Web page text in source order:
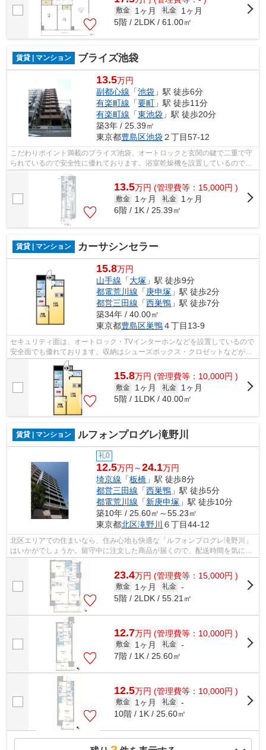
敷金 1ヶ月 礼金
1ヶ月
5階 / 2LDK / 61.00㎡
賃貸 | マンション ブライズ池袋
13.5万円
副都心線 「池袋 」駅 徒歩6分
有楽町線 「要町 」駅 徒歩11分
有楽町線 「東池袋 」駅 徒歩20分
築3年 / 25.39㎡
東京都豊島区池袋２丁目57-12
こだわりポイント満載のブライズ池袋。オートロックと玄関の鍵で二重で守
られているので安全性に優れております。浴室乾燥機を設置しているので、
すぐに湿気を除去できてカビや雑菌な...
13.5万円 (管理費等：15,000円 )
敷金 1ヶ月 礼金
1ヶ月
6階 / 1K / 25.39㎡
賃貸 | マンション カーサシンセラー
15.8万円
山手線 「大塚 」駅 徒歩9分
都電荒川線 「庚申塚 」駅 徒歩2分
都営三田線 「西巣鴨 」駅 徒歩7分
築34年 / 40.00㎡
東京都豊島区巣鴨４丁目13-9
セキュリティ面は、オートロック・TVインターホンなどを設置しているので
安全面でも優れております。収納はシューズボックス・クロゼットなどが備
え付けられているので、衣類や日用品...
15.8万円 (管理費等：10,000円 )
敷金 1ヶ月 礼金
1ヶ月
5階 / 1LDK / 40.00㎡
賃貸 | マンション ルフォンプログレ滝野川
礼0
12.5万円～24.1万円
埼京線 「板橋 」駅 徒歩8分
都営三田線 「西巣鴨 」駅 徒歩5分
都電荒川線 「新庚申塚 」駅 徒歩10分
築10年 / 25.60㎡～55.23㎡
東京都北区滝野川 ６丁目44-12
北区エリアでの住まいなら、住み心地も快適な「ルフォンプログレ滝野川」
はいかがでしょうか。留守中に注文した商品が届くので、配送時間を気にせ
ず注文ができる宅配ボックスがありま...
23.4万円 (管理費等：15,000円 )
敷金 1ヶ月 礼金 -
5階 / 2LDK / 55.21㎡
12.7万円 (管理費等：10,000円 )
敷金 1ヶ月 礼金 -
7階 / 1K / 25.60㎡
12.5万円 (管理費等：10,000円 )
敷金 1ヶ月 礼金 -
10階 / 1K / 25.60㎡